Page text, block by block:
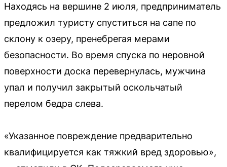
Находясь на вершине 2 июля, предприниматель
предложил туристу спуститься на сапе по
склону к озеру, пренебрегая мерами
безопасности. Во время спуска по неровной
поверхности доска перевернулась, мужчина
упал и получил закрытый оскольчатый
перелом бедра слева.
«Указанное повреждение предварительно
квалифицируется как тяжкий вред здоровью»,